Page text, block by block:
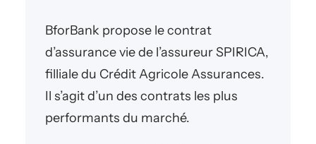
BforBank propose le contrat
d’assurance vie de l’assureur SPIRICA,
filliale du Crédit Agricole Assurances.
Il s’agit d’un des contrats les plus
performants du marché.